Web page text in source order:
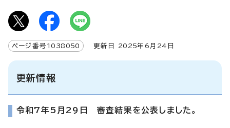
ページ番号 1038050 更新日 2025年6月 24 日
更新情報
令和7年5月29日 審査結果を公表しました。